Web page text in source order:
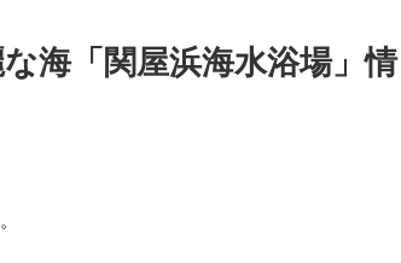
海「関屋浜海水浴場」情